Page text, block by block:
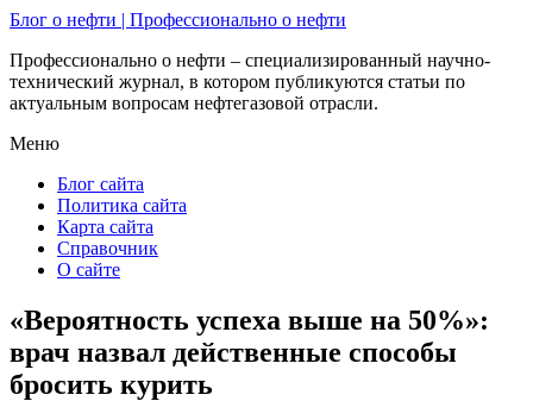
Блог о нефти | Профессионально о нефти
Профессионально о нефти – специализированный научно-
технический журнал, в котором публикуются статьи по
актуальным вопросам нефтегазовой отрасли.
Меню
Блог сайта
Политика сайта
Карта сайта
Справочник
О сайте
«Вероятность успеха выше на 50%»:
врач назвал действенные способы
бросить курить